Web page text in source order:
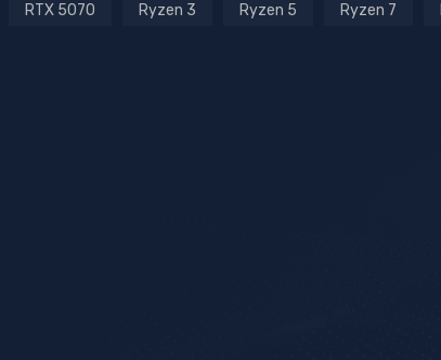
RTX 5070 Ryzen 3 Ryzen 5 Ryzen 7